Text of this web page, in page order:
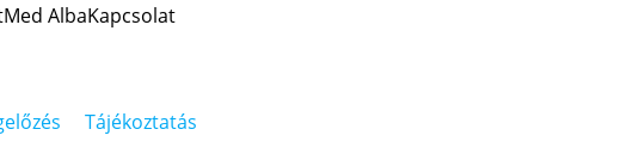
AlbaKapcsolat
terén.
Tájékoztatás